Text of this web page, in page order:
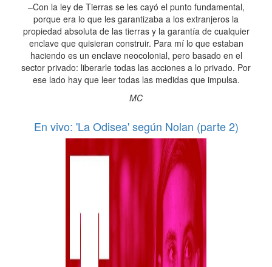
–Con la ley de Tierras se les cayó el punto fundamental,
porque era lo que les garantizaba a los extranjeros la
propiedad absoluta de las tierras y la garantía de cualquier
enclave que quisieran construir. Para mí lo que estaban
haciendo es un enclave neocolonial, pero basado en el
sector privado: liberarle todas las acciones a lo privado. Por
ese lado hay que leer todas las medidas que impulsa.
MC
En vivo: 'La Odisea' según Nolan (parte 2)